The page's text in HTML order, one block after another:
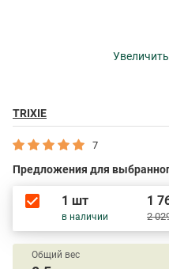
TRIXIE
7
Предложения для
1 шт
в наличии
1
2
Общий вес